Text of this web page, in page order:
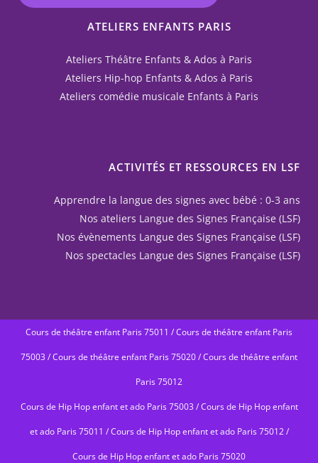
ATELIERS ENFANTS PARIS
Ateliers Théâtre Enfants & Ados à Paris
Ateliers Hip-hop Enfants & Ados à Paris
Ateliers comédie musicale Enfants à Paris
ACTIVITÉS ET RESSOURCES EN LSF
Apprendre la langue des signes avec bébé : 0-3 ans
Nos ateliers Langue des Signes Française (LSF)
Nos évènements Langue des Signes Française (LSF)
Nos spectacles Langue des Signes Française (LSF)
Cours de théâtre enfant Paris 75011 /Cours de théâtre enfant Paris
75003/Cours de théâtre enfant Paris 75020/Cours de théâtre enfant
Paris 75012
Cours de Hip Hop enfant et ado Paris 75003/Cours de Hip Hop enfant
et ado Paris 75011 /Cours de Hip Hop enfant et ado Paris 75012/
Cours de Hip Hop enfant et ado Paris 75020